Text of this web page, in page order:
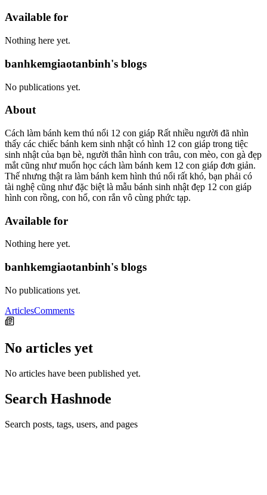
Available for
Nothing here yet.
banhkemgiaotanbinh's blogs
No publications yet.
About
Cách làm bánh kem thú nổi 12 con giáp Rất nhiều người đã nhìn
thấy các chiếc bánh kem sinh nhật có hình 12 con giáp trong tiệc
sinh nhật của bạn bè, người thân hình con trâu, con mèo, con gà đẹp
mắt cũng như muốn học cách làm bánh kem 12 con giáp đơn giản.
Thế nhưng thật ra làm bánh kem hình thú nổi rất khó, bạn phải có
tài nghệ cũng như đặc biệt là mẫu bánh sinh nhật đẹp 12 con giáp
hình con rồng, con hổ, con rắn vô cùng phức tạp.
Available for
Nothing here yet.
banhkemgiaotanbinh's blogs
No publications yet.
ArticlesComments
No articles yet
No articles have been published yet.
Search Hashnode
Search posts, tags, users, and pages